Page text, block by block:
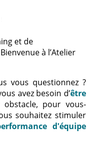
et de
à l’Atelier
vous questionnez ?
avez besoin d’être
pour vous-
souhaitez stimuler
d'équipe